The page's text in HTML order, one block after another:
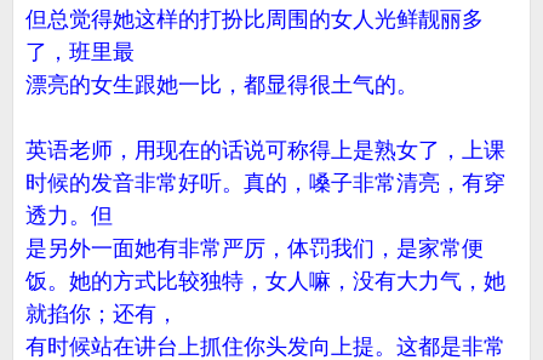
但总觉得她这样的打扮比周围的女人光鲜靓丽多
了，班里最
漂亮的女生跟她一比，都显得很土气的。
英语老师，用现在的话说可称得上是熟女了，上课
时候的发音非常好听。真的，嗓子非常清亮，有穿
透力。但
是另外一面她有非常严厉，体罚我们，是家常便
饭。她的方式比较独特，女人嘛，没有大力气，她
就掐你；还有，
有时候站在讲台上抓住你头发向上提。这都是非常